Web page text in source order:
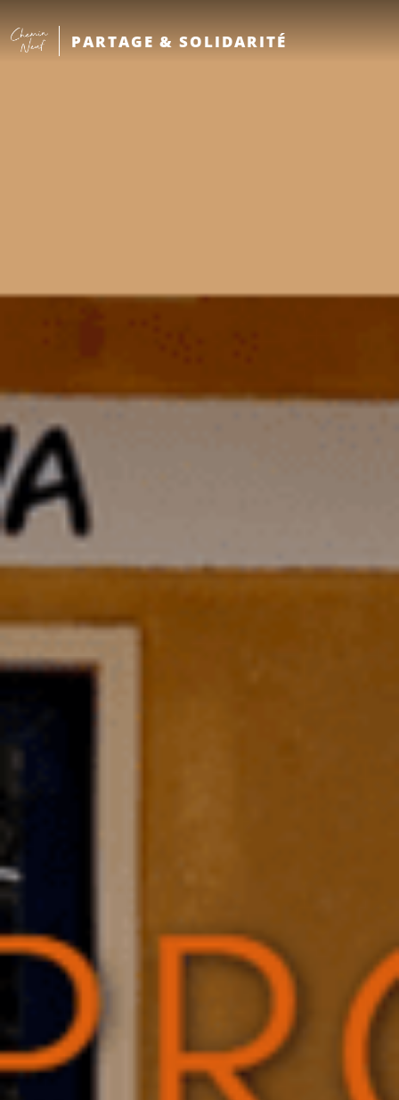
PARTAGE & SOLIDARITÉ